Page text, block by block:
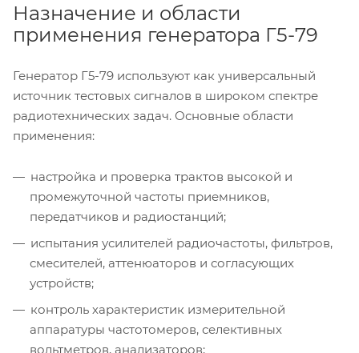
Назначение и области
применения генератора Г5-79
Генератор Г5-79 используют как универсальный
источник тестовых сигналов в широком спектре
радиотехнических задач. Основные области
применения:
настройка и проверка трактов высокой и
промежуточной частоты приемников,
передатчиков и радиостанций;
испытания усилителей радиочастоты, фильтров,
смесителей, аттенюаторов и согласующих
устройств;
контроль характеристик измерительной
аппаратуры частотомеров, селективных
вольтметров, анализаторов;